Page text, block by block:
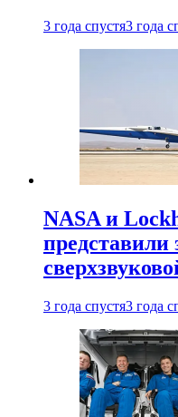
3 года спустя3 года
NASA и
3 года спустя3 года